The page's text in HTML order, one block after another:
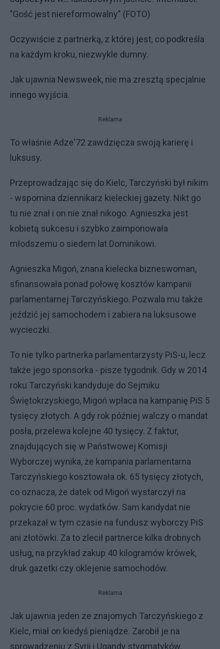
"Gość jest niereformowalny" (FOTO)
Oczywiście z partnerką, z której jest, co podkreśla
na każdym kroku, niezwykle dumny.
Jak ujawnia Newsweek, nie ma zresztą specjalnie
innego wyjścia.
Reklama
To właśnie Adze'72 zawdzięcza swoją karierę i
luksusy.
Przeprowadzając się do Kielc, Tarczyński był nikim
- wspomina dziennikarz kieleckiej gazety. Nikt go
tu nie znał i on nie znał nikogo. Agnieszka jest
kobietą sukcesu i szybko zaimponowała
młodszemu o siedem lat Dominikowi.
Agnieszka Migoń, znana kielecka bizneswoman,
sfinansowała ponad połowę kosztów kampanii
parlamentarnej Tarczyńskiego. Pozwala mu także
jeździć jej samochodem i zabiera na luksusowe
wycieczki.
To nie tylko partnerka parlamentarzysty PiS-u, lecz
także jego sponsorka - pisze tygodnik. Gdy w 2014
roku Tarczyński kandyduje do Sejmiku
Świętokrzyskiego, Migoń wpłaca na kampanię PiS 5
tysięcy złotych. A gdy rok później walczy o mandat
posła, przelewa kolejne 40 tysięcy. Z faktur,
znajdujących się w Państwowej Komisji
Wyborczej wynika, że kampania parlamentarna
Tarczyńskiego kosztowała ok. 65 tysięcy złotych,
co oznacza, że datek od Migoń wystarczył na
pokrycie 60 proc. wydatków. Sam kandydat nie
przekazał w tym czasie na fundusz wyborczy PiS
ani złotówki. Za to zlecił partnerce kilka drobnych
usług, na przykład zakup 40 kilogramów krówek,
druk gazetki czy oklejenie samochodów.
Reklama
Jak ujawnia jeden ze znajomych Tarczyńskiego z
Kielc, miał on kiedyś pieniądze. Zarobił je na
sprowadzeniu z Syrii i Ugandy stygmatyków,